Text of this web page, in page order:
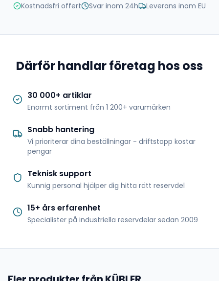
Kostnadsfri offert Svar inom 24h Leverans inom EU
Därför handlar företag hos oss
30 000+ artiklar
Enormt sortiment från 1 200+ varumärken
Snabb hantering
Vi prioriterar dina beställningar - driftstopp kostar
pengar
Teknisk support
Kunnig personal hjälper dig hitta rätt reservdel
15+ års erfarenhet
Specialister på industriella reservdelar sedan 2009